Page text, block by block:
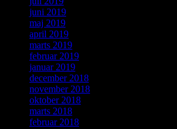
juni 2019
maj 2019
april 2019
marts 2019
februar 2019
januar 2019
december 2018
november 2018
oktober 2018
marts 2018
februar 2018